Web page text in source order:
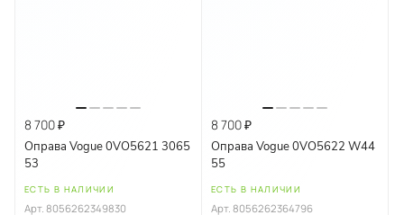
8 700 ₽
Оправа Vogue 0VO5621 3065
53
ЕСТЬ В НАЛИЧИИ
Арт. 8056262349830
8 700 ₽
Оправа Vogue 0VO5622 W44
55
ЕСТЬ В НАЛИЧИИ
Арт. 8056262364796